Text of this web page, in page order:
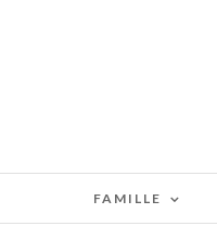
FAMILLE